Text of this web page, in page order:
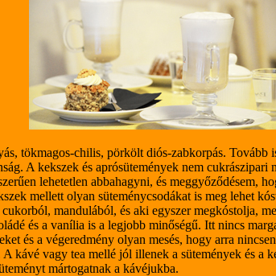
tökmagos-chilis, pörkölt diós-zabkorpás. Tovább
A kekszek és aprósütemények nem
lehetetlen abbahagyni, és meggyőződésem,
mellett olyan süteménycsodákat is meg lehet
mandulából, és aki egyszer megkóstolja,
és a vanília is a legjobb minőségű. Itt nincs
és a végeredmény olyan mesés, hogy arra
kávé vagy tea mellé jól illenek a sütemények és
mártogatnak a kávéjukba.